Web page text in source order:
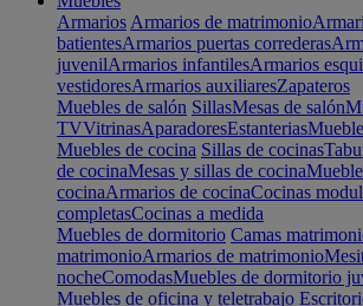
Armarios Armarios de matrimonio
batientesArmarios puertas correderas
juvenilArmarios infantilesArmarios
vestidoresArmarios auxiliaresZapateros
Muebles de salón SillasMesas de salón
TVVitrinasAparadoresEstanterias
Muebles de cocina Sillas de cocinas
de cocinaMesas y sillas de cocina
cocinaArmarios de cocinaCocinas
completasCocinas a medida
Muebles de dormitorio Camas
matrimonioArmarios de matrimonio
nocheComodasMuebles de dormitorio
Muebles de oficina y teletrabajo